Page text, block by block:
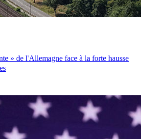
» de l'Allemagne face à la forte hausse